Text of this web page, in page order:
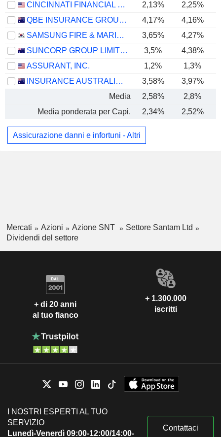
CINCINNATI FINANCIAL CORPORATION
2,13% 2,25%
QBE INSURANCE GROUP LIMITED
4,17% 4,16%
SAMSUNG FIRE & MARINE INSURANCE CO., LTD.
3,65% 4,27%
SUNCORP GROUP LIMITED
3,5% 4,38%
ASSURANT, INC.
1,2% 1,3%
INSURANCE AUSTRALIA GROUP LIMITED
3,58% 3,97%
Media
2,58% 2,8%
Media ponderata per Capi.
2,34% 2,52%
Assicurazione danni e infortuni - Altri
Mercati Azioni Azione SNT
Settore Santam Ltd
Dividendi del settore
+ di 20 anni
al tuo fianco
+ 1.300.000
iscritti
I NOSTRI ESPERTI AL TUO
SERVIZIO
Lunedì-Venerdì 09:00-12:00/14:00-
Contattaci